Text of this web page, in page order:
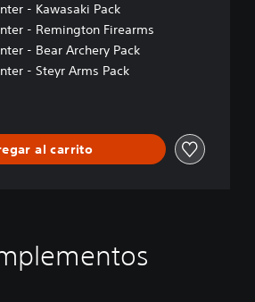
- Kawasaki Pack
- Remington Firearms
- Bear Archery Pack
- Steyr Arms Pack
al carrito